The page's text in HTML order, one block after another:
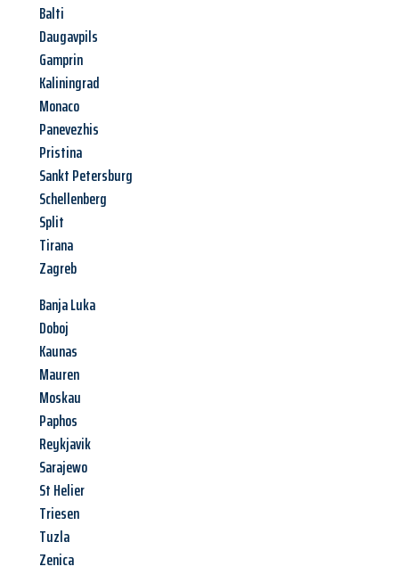
Balti
Daugavpils
Gamprin
Kaliningrad
Monaco
Panevezhis
Pristina
Sankt Petersburg
Schellenberg
Split
Tirana
Zagreb
Banja Luka
Doboj
Kaunas
Mauren
Moskau
Paphos
Reykjavik
Sarajewo
St Helier
Triesen
Tuzla
Zenica